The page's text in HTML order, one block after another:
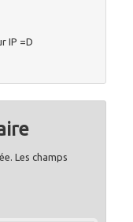
IP =D
Les champs